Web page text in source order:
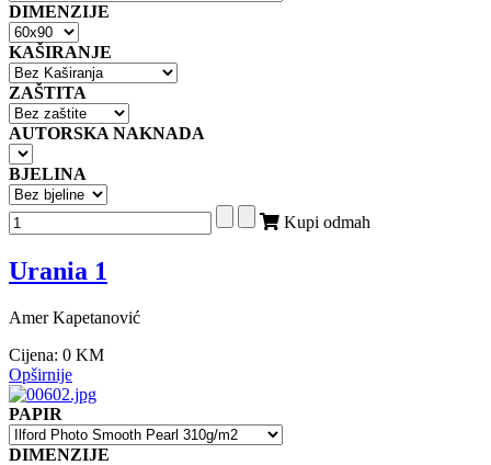
DIMENZIJE
KAŠIRANJE
ZAŠTITA
AUTORSKA NAKNADA
BJELINA
Kupi odmah
Urania 1
Amer Kapetanović
Cijena: 0 KM
Opširnije
PAPIR
DIMENZIJE